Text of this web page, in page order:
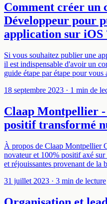
Comment créer un
Développeur pour
application sur iOS
Si vous souhaitez publier une
il est indispensable d'avoir un
guide étape par étape pour
18 septembre 2023 · 1 min de
Claap Montpellier
positif transformé
À propos de Claap Montpellier
novateur et 100% positif axé
et réjouissantes provenant de
31 juillet 2023 · 3 min de lecture